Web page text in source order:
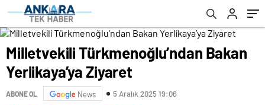
Milletvekili Türkmenoğlu’ndan Bakan
Yerlikaya’ya Ziyaret
ABONE OL News 5 Aralık 2025 19:06